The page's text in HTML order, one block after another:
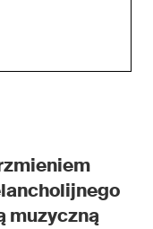
muzyczną